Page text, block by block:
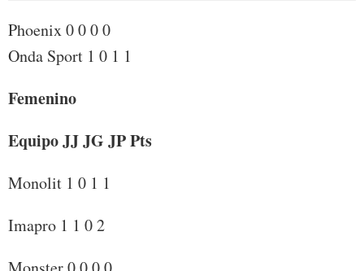
Phoenix 0 0 0 0
Onda Sport 1 0 1 1
Femenino
Equipo JJ JG JP Pts
Monolit 1 0 1 1
Imapro 1 1 0 2